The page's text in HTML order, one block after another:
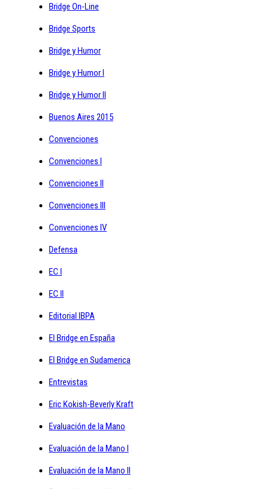
Bridge On-Line
Bridge Sports
Bridge y Humor
Bridge y Humor I
Bridge y Humor II
Buenos Aires 2015
Convenciones
Convenciones I
Convenciones II
Convenciones III
Convenciones IV
Defensa
EC I
EC II
Editorial IBPA
El Bridge en España
El Bridge en Sudamerica
Entrevistas
Eric Kokish-Beverly Kraft
Evaluación de la Mano
Evaluación de la Mano I
Evaluación de la Mano II